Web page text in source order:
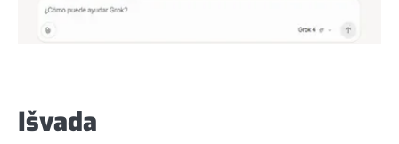
Išvada